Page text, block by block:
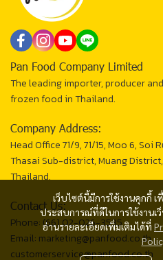
เว็บไซต์นี้มีการใช้งานคุกกี้
ประสบการณ์ที่ดีในการใช้งานเ
อ่านรายละเอียดเพิ่มเติมได้ที่
Pan Food Company Limited
The leading importer, producer
frozen food in Thailand.
Company Address:
Head Office 71/9, 71/15, Moo 6, Soi
Thasai Sub-district, Muang
Thailand.
Contact Us:
Phone: (66) 02-026-3535
Email: marketing@panfood.co.th
customerservice@panfood.co.th